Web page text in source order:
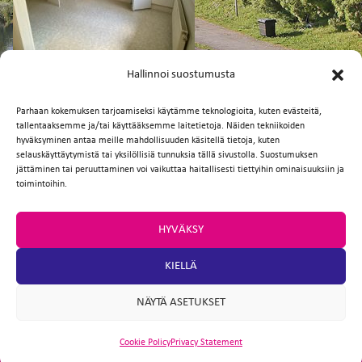
Hallinnoi suostumusta
Parhaan kokemuksen tarjoamiseksi käytämme teknologioita, kuten evästeitä,
tallentaaksemme ja/tai käyttääksemme laitetietoja. Näiden tekniikoiden
hyväksyminen antaa meille mahdollisuuden käsitellä tietoja, kuten
selauskäyttäytymistä tai yksilöllisiä tunnuksia tällä sivustolla. Suostumuksen
jättäminen tai peruuttaminen voi vaikuttaa haitallisesti tiettyihin ominaisuuksiin ja
toimintoihin.
HYVÄKSY
KIELLÄ
NÄYTÄ ASETUKSET
Cookie PolicyPrivacy Statement
FI
Facebook
TwitterEmailWhatsApp